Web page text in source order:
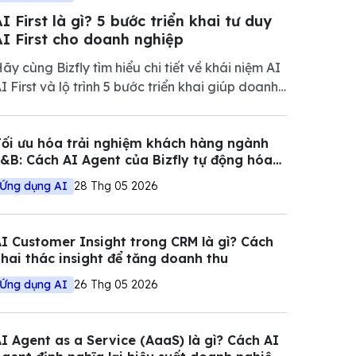
First là gì? 5 bước triển khai tư duy
First cho doanh nghiệp
cùng Bizfly tìm hiểu chi tiết về khái niệm AI
First và lộ trình 5 bước triển khai giúp doanh
động.
ưu hóa trải nghiệm khách hàng ngành
Cách AI Agent của Bizfly tự động hóa
trình đặt bàn và tư vấn
Ứng dụng AI 28 Thg 05 2026
Customer Insight trong CRM là gì? Cách
thác insight để tăng doanh thu
Ứng dụng AI 26 Thg 05 2026
Agent as a Service (AaaS) là gì? Cách AI